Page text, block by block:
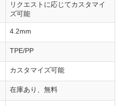
リクエストに応じてカスタマイ
ズ可能
4.2mm
TPE/PP
カスタマイズ可能
在庫あり、無料